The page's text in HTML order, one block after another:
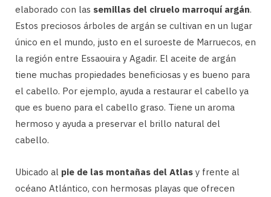
elaborado con las semillas del ciruelo marroquí argán.
Estos preciosos árboles de argán se cultivan en un lugar
único en el mundo, justo en el suroeste de Marruecos, en
la región entre Essaouira y Agadir. El aceite de argán
tiene muchas propiedades beneficiosas y es bueno para
el cabello. Por ejemplo, ayuda a restaurar el cabello ya
que es bueno para el cabello graso. Tiene un aroma
hermoso y ayuda a preservar el brillo natural del
cabello.
Ubicado al pie de las montañas del Atlas y frente al
océano Atlántico, con hermosas playas que ofrecen